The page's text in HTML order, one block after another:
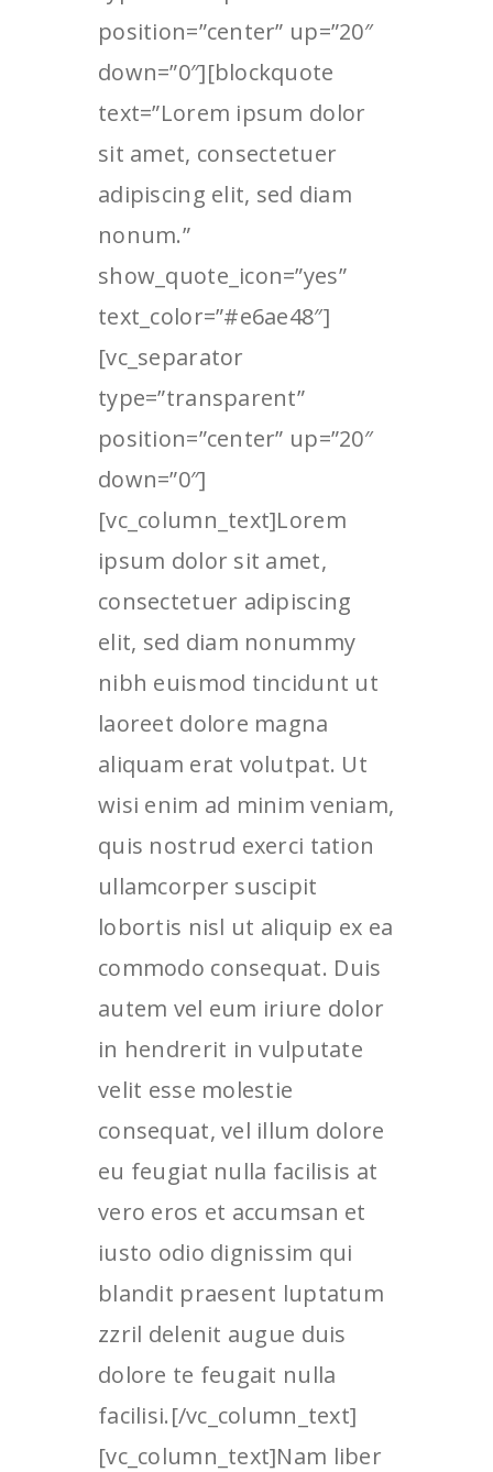
position=”center” up=”20″
down=”0″][blockquote
text=”Lorem ipsum dolor
sit amet, consectetuer
adipiscing elit, sed diam
nonum.”
show_quote_icon=”yes”
text_color=”#e6ae48″]
[vc_separator
type=”transparent”
position=”center” up=”20″
down=”0″]
[vc_column_text]Lorem
ipsum dolor sit amet,
consectetuer adipiscing
elit, sed diam nonummy
nibh euismod tincidunt ut
laoreet dolore magna
aliquam erat volutpat. Ut
wisi enim ad minim veniam,
quis nostrud exerci tation
ullamcorper suscipit
lobortis nisl ut aliquip ex ea
commodo consequat. Duis
autem vel eum iriure dolor
in hendrerit in vulputate
velit esse molestie
consequat, vel illum dolore
eu feugiat nulla facilisis at
vero eros et accumsan et
iusto odio dignissim qui
blandit praesent luptatum
zzril delenit augue duis
dolore te feugait nulla
facilisi.[/vc_column_text]
[vc_column_text]Nam liber